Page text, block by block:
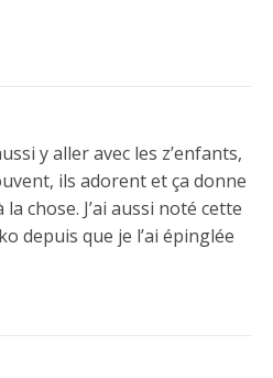
y aller avec les z’enfants,
ils adorent et ça donne
chose. J’ai aussi noté cette
depuis que je l’ai épinglée